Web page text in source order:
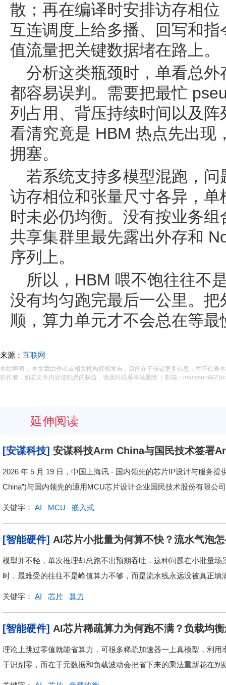
散；再在编译时安排访存相
互连调度上给多播、回写和
值流量把关键数据堵在路上。
分析这类瓶颈时，单看总
都容易误判。需要把最忙
列占用、背压持续时间以及
看清究竟是 HBM 热点先出现
拥塞。
若系统支持多模型混跑，
访存相位和张量尺寸各异，
时未必仍均衡。没有按业务
共享集群里最先露出外存和
序列上。
所以，HBM 喂不饱往往不
没有均匀跑完最后一公里。
顺，算力单元才不会总在等最
来源： 互联网
本站声明： 本文章由作者或相关机构授权发布，目的在于传递更多信息，并不代表
栏作者，如若文章内容侵犯您的权益，请及时联系本站删除（ 邮箱：
延伸阅读
[安谋科技] 安谋科技Arm China与国民技术签署
MCU灵活创新与高效落地
2026 年 5 月 19 日，中国上海讯 - 国内领先的芯片IP设计与服务
China”)与国内领先的通用MCU芯片设计企业国民技术股份有限公
关键字： AI MCU 嵌入式
[智能硬件] AI芯片小批量为何算不快？流水气泡
模型并不轻，单次推理却总跑不出预期吞吐，这种问题在小批量
时，最难受的往往不是峰值算力不够，而是流水线永远没被真正填
关键字： AI 芯片 算力
[智能硬件] AI芯片稀疏算力为何跑不满？负载均
理论上跳过零值就能省算力，可很多稀疏加速器一上真模型，利
于识别零，而在于元数据和负载波动会把省下来的乘法重新花在别